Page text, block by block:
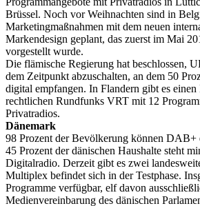
Brüssel. Noch vor Weihnachten sind in
Marketingmaßnahmen mit dem neuen
Markendesign geplant, das zuerst im Mai
vorgestellt wurde.
Die flämische Regierung hat beschlossen,
dem Zeitpunkt abzuschalten, an dem 50
digital empfangen. In Flandern gibt es
rechtlichen Rundfunks VRT mit 12
Privatradios.
Dänemark
98 Prozent der Bevölkerung können DAB+
45 Prozent der dänischen Haushalte steht
Digitalradio. Derzeit gibt es zwei
Multiplex befindet sich in der Testphase.
Programme verfügbar, elf davon
Medienvereinbarung des dänischen